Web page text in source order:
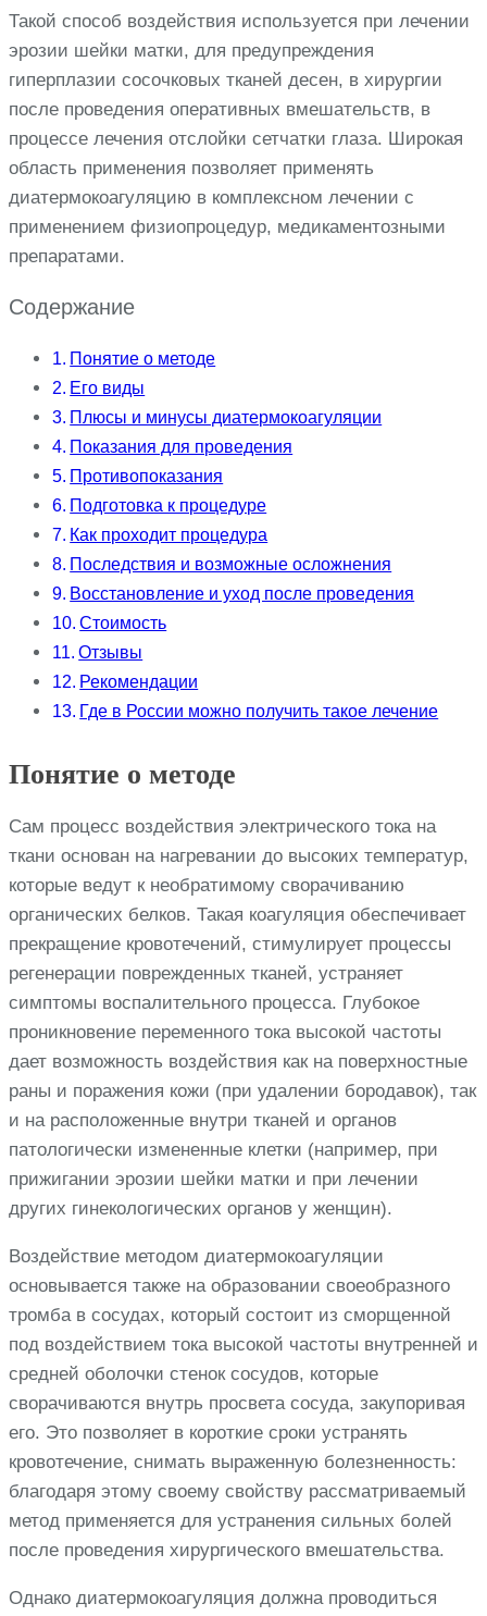
Такой способ воздействия используется при лечении
эрозии шейки матки, для предупреждения
гиперплазии сосочковых тканей десен, в хирургии
после проведения оперативных вмешательств, в
процессе лечения отслойки сетчатки глаза. Широкая
область применения позволяет применять
диатермокоагуляцию в комплексном лечении с
применением физиопроцедур, медикаментозными
препаратами.
Содержание
Понятие о методе
Его виды
Плюсы и минусы диатермокоагуляции
Показания для проведения
Противопоказания
Подготовка к процедуре
Как проходит процедура
Последствия и возможные осложнения
Восстановление и уход после проведения
Стоимость
Отзывы
Рекомендации
Где в России можно получить такое лечение
Понятие о методе
Сам процесс воздействия электрического тока на
ткани основан на нагревании до высоких температур,
которые ведут к необратимому сворачиванию
органических белков. Такая коагуляция обеспечивает
прекращение кровотечений, стимулирует процессы
регенерации поврежденных тканей, устраняет
симптомы воспалительного процесса. Глубокое
проникновение переменного тока высокой частоты
дает возможность воздействия как на поверхностные
раны и поражения кожи (при удалении бородавок), так
и на расположенные внутри тканей и органов
патологически измененные клетки (например, при
прижигании эрозии шейки матки и при лечении
других гинекологических органов у женщин).
Воздействие методом диатермокоагуляции
основывается также на образовании своеобразного
тромба в сосудах, который состоит из сморщенной
под воздействием тока высокой частоты внутренней и
средней оболочки стенок сосудов, которые
сворачиваются внутрь просвета сосуда, закупоривая
его. Это позволяет в короткие сроки устранять
кровотечение, снимать выраженную болезненность:
благодаря этому своему свойству рассматриваемый
метод применяется для устранения сильных болей
после проведения хирургического вмешательства.
Однако диатермокоагуляция должна проводиться